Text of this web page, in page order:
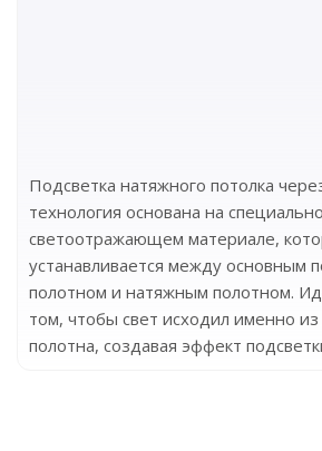
Подсветка натяжного потолка
технология основана на
светоотражающем материале,
устанавливается между основным
полотном и натяжным полотном.
том, чтобы свет исходил именно
полотна, создавая эффект